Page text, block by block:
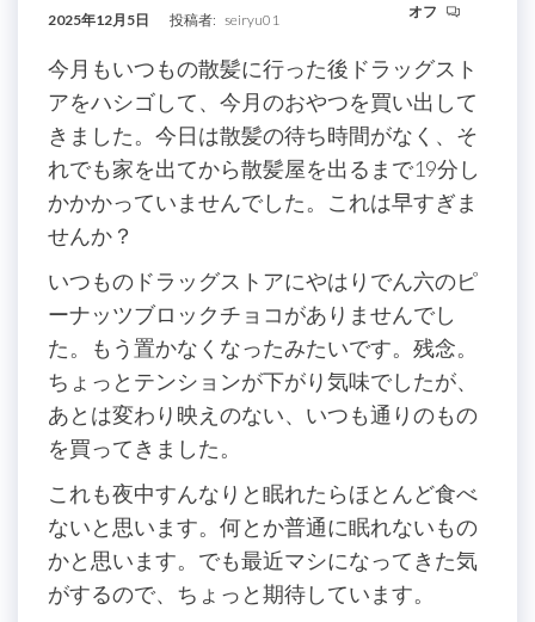
2025年12月5日 投稿者: seiryu01 オフ
今月もいつもの散髪に行った後ドラッグスト
アをハシゴして、今月のおやつを買い出して
きました。今日は散髪の待ち時間がなく、そ
れでも家を出てから散髪屋を出るまで19分し
かかかっていませんでした。これは早すぎま
せんか？
いつものドラッグストアにやはりでん六のピ
ーナッツブロックチョコがありませんでし
た。もう置かなくなったみたいです。残念。
ちょっとテンションが下がり気味でしたが、
あとは変わり映えのない、いつも通りのもの
を買ってきました。
これも夜中すんなりと眠れたらほとんど食べ
ないと思います。何とか普通に眠れないもの
かと思います。でも最近マシになってきた気
がするので、ちょっと期待しています。